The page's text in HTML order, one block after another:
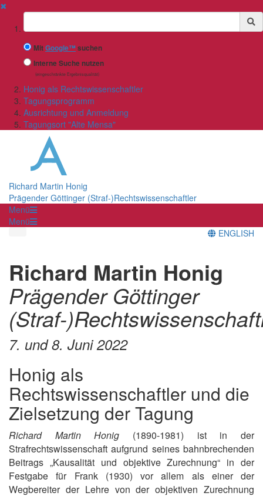
✖
Suchbegriff
MitGoogle™ suchen
Interne Suche nutzen
(eingeschränkte Ergebnisqualität)
Honig als Rechtswissenschaftler
Tagungsprogramm
Ausrichtung und Anmeldung
Tagungsort "Alte Mensa"
Richard Martin Honig
Prägender Göttinger (Straf-)Rechtswissenschaftler
Menü
Menü
ENGLISH
Richard Martin Honig
Prägender Göttinger
(Straf-
7. und 8. Juni 2022
Honig als
Rechtswissenschaftler und die
Zielsetzung der Tagung
Richard Martin Honig (1890-1981) ist in der
Strafrechtswissenschaft aufgrund seines bahnbrechenden
Beitrags „Kausalität und objektive Zurechnung“ in der
Festgabe für Frank (1930) vor allem als einer der
Wegbereiter der Lehre von der objektiven Zurechnung